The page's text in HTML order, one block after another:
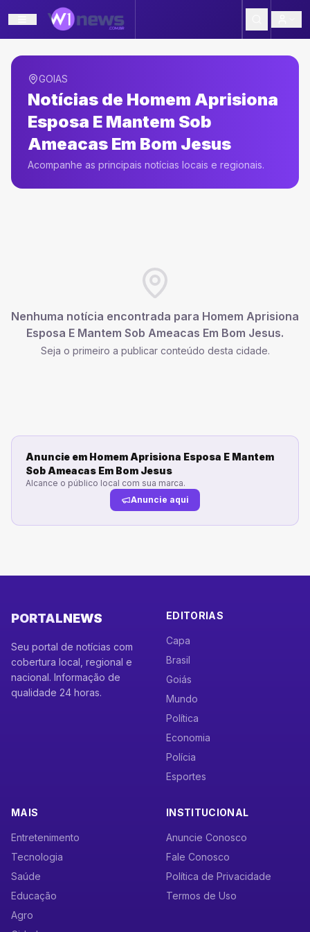
GOIAS
Notícias de Homem Aprisiona
Esposa E Mantem Sob
Ameacas Em Bom Jesus
Acompanhe as principais notícias locais e regionais.
Nenhuma notícia encontrada para Homem Aprisiona
Esposa E Mantem Sob Ameacas Em Bom Jesus.
Seja o primeiro a publicar conteúdo desta cidade.
Anuncie em Homem Aprisiona Esposa E Mantem
Sob Ameacas Em Bom Jesus
Alcance o público local com sua marca.
Anuncie aqui
PORTALNEWS
Seu portal de notícias com
cobertura local, regional e
nacional. Informação de
qualidade 24 horas.
EDITORIAS
Capa
Brasil
Goiás
Mundo
Política
Economia
Polícia
Esportes
MAIS
Entretenimento
Tecnologia
Saúde
Educação
Agro
INSTITUCIONAL
Anuncie Conosco
Fale Conosco
Política de Privacidade
Termos de Uso